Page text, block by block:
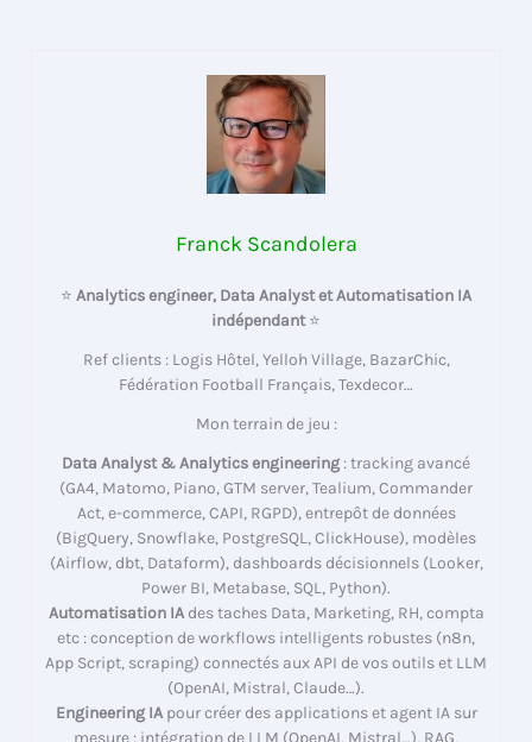
Franck Scandolera
⭐ Analytics engineer, Data Analyst et Automatisation IA
indépendant⭐
Ref clients : Logis Hôtel, Yelloh Village, BazarChic,
Fédération Football Français, Texdecor…
Mon terrain de jeu :
Data Analyst & Analytics engineering : tracking avancé
(GA4, Matomo, Piano, GTM server, Tealium, Commander
Act, e-commerce, CAPI, RGPD), entrepôt de données
(BigQuery, Snowflake, PostgreSQL, ClickHouse), modèles
(Airflow, dbt, Dataform), dashboards décisionnels (Looker,
Power BI, Metabase, SQL, Python).
Automatisation IAdes taches Data, Marketing, RH, compta
etc : conception de workflows intelligents robustes (n8n,
App Script, scraping) connectés aux API de vos outils et LLM
(OpenAI, Mistral, Claude…).
Engineering IApour créer des applications et agent IA sur
mesure : intégration de LLM (OpenAI, Mistral…), RAG,